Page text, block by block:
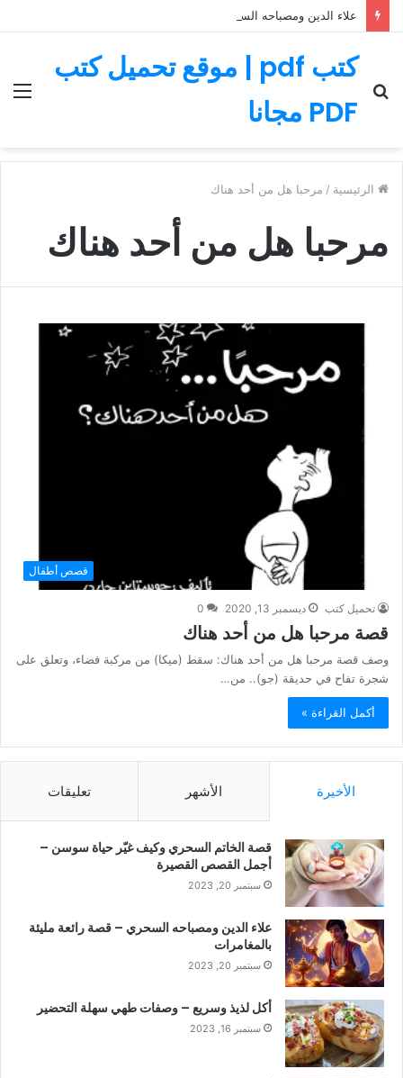
علاء الدين ومصباحه السحري – قصة رائعة مليئة بالمغامرات
كتب pdf | موقع تحميل كتب
PDF مجاناعن
الرئيسية / مرحبا هل من أحد هناك
مرحبا هل من أحد هناك
قصص أطفال
تحميل كتب ديسمبر 13, 2020 0
قصة مرحبا هل من أحد هناك
وصف قصة مرحبا هل من أحد هناك: سقط (ميكا) من مركبة فضاء، وتعلق على
شجرة تفاح في حديقة (جو).. من…
أكمل القراءة »
الأخيرة الأشهر تعليقات
قصة الخاتم السحري وكيف غيّر حياة سوسن –
أجمل القصص القصيرة
سبتمبر 20, 2023
علاء الدين ومصباحه السحري – قصة رائعة مليئة
بالمغامرات
سبتمبر 20, 2023
أكل لذيذ وسريع – وصفات طهي سهلة التحضير
سبتمبر 16, 2023